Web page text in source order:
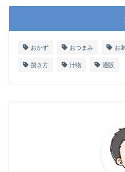
おかず おつまみ お
捌き方 汁物 通販